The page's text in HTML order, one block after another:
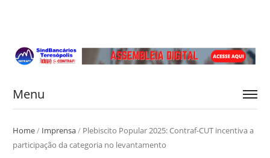
Menu
Home/ Imprensa/ Plebiscito Popular 2025: Contraf-CUT incentiva a
participação da categoria no levantamento